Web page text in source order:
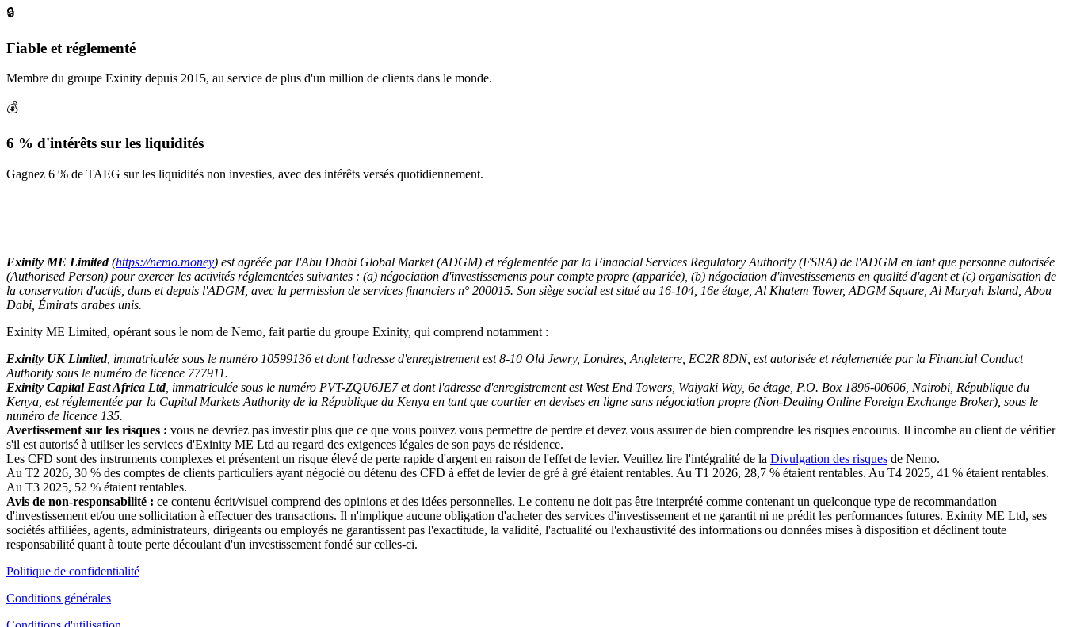
🔒
Fiable et réglementé
Membre du groupe Exinity depuis 2015, au service de plus d'un million de clients dans le monde.
💰
6 % d'intérêts sur les liquidités
Gagnez 6 % de TAEG sur les liquidités non investies, avec des intérêts versés quotidiennement.
Exinity ME Limited(https://nemo.money) est agréée par l'Abu Dhabi Global Market (ADGM) et réglementée par la Financial Services Regulatory Authority (FSRA) de l'ADGM en tant que personne autorisée
(Authorised Person) pour exercer les activités réglementées suivantes : (a) négociation d'investissements pour compte propre (appariée), (b) négociation d'investissements en qualité d'agent et (c) organisation de
la conservation d'actifs, dans et depuis l'ADGM, avec la permission de services financiers n° 200015. Son siège social est situé au 16-104, 16e étage, Al Khatem Tower, ADGM Square, Al Maryah Island, Abou
Dabi, Émirats arabes unis.
Exinity ME Limited, opérant sous le nom de Nemo, fait partie du groupe Exinity, qui comprend notamment :
Exinity UK Limited, immatriculée sous le numéro 10599136 et dont l'adresse d'enregistrement est 8-10 Old Jewry, Londres, Angleterre, EC2R 8DN, est autorisée et réglementée par la Financial Conduct
Authority sous le numéro de licence 777911.
Exinity Capital East Africa Ltd, immatriculée sous le numéro PVT-ZQU6JE7 et dont l'adresse d'enregistrement est West End Towers, Waiyaki Way, 6e étage, P.O. Box 1896-00606, Nairobi, République du
Kenya, est réglementée par la Capital Markets Authority de la République du Kenya en tant que courtier en devises en ligne sans négociation propre (Non-Dealing Online Foreign Exchange Broker), sous le
numéro de licence 135.
Avertissement sur les risques : vous ne devriez pas investir plus que ce que vous pouvez vous permettre de perdre et devez vous assurer de bien comprendre les risques encourus. Il incombe au client de vérifier
s'il est autorisé à utiliser les services d'Exinity ME Ltd au regard des exigences légales de son pays de résidence.
Les CFD sont des instruments complexes et présentent un risque élevé de perte rapide d'argent en raison de l'effet de levier. Veuillez lire l'intégralité de la Divulgation des risques de Nemo.
Au T2 2026, 30 % des comptes de clients particuliers ayant négocié ou détenu des CFD à effet de levier de gré à gré étaient rentables. Au T1 2026, 28,7 % étaient rentables. Au T4 2025, 41 % étaient rentables.
Au T3 2025, 52 % étaient rentables.
Avis de non-responsabilité : ce contenu écrit/visuel comprend des opinions et des idées personnelles. Le contenu ne doit pas être interprété comme contenant un quelconque type de recommandation
d'investissement et/ou une sollicitation à effectuer des transactions. Il n'implique aucune obligation d'acheter des services d'investissement et ne garantit ni ne prédit les performances futures. Exinity ME Ltd, ses
sociétés affiliées, agents, administrateurs, dirigeants ou employés ne garantissent pas l'exactitude, la validité, l'actualité ou l'exhaustivité des informations ou données mises à disposition et déclinent toute
responsabilité quant à toute perte découlant d'un investissement fondé sur celles-ci.
Politique de confidentialité
Conditions générales